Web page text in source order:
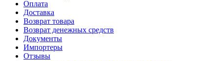
Оплата
Доставка
Возврат товара
Возврат денежных средств
Документы
Импортеры
Отзывы